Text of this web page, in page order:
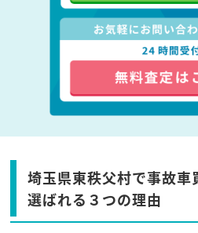
埼玉県東秩父村で事故車
選ばれる３つの理由